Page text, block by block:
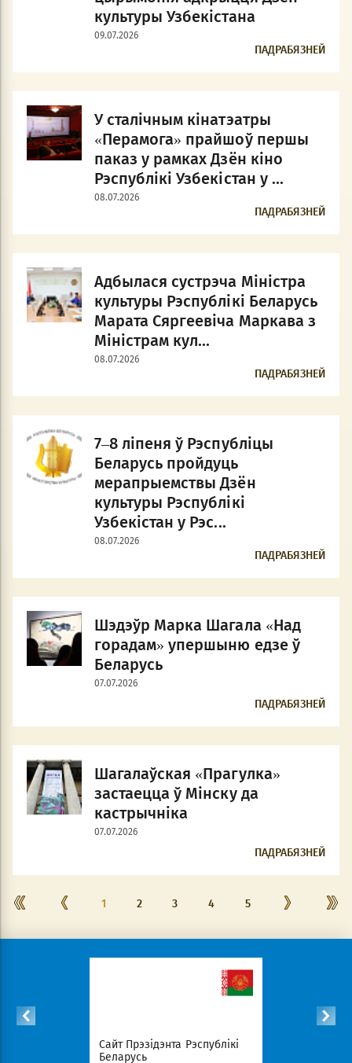
культуры Узбекістана
09.07.2026
ПАДРАБЯЗНЕЙ
У сталічным кінатэатры
«Перамога» прайшоў першы
паказ у рамках Дзён кіно
Рэспублікі Узбекістан у ...
08.07.2026
ПАДРАБЯЗНЕЙ
Адбылася сустрэча Міністра
культуры Рэспублікі Беларусь
Марата Сяргеевіча Маркава з
Міністрам кул...
08.07.2026
ПАДРАБЯЗНЕЙ
7–8 ліпеня ў Рэспубліцы
Беларусь пройдуць
мерапрыемствы Дзён
культуры Рэспублікі
Узбекістан у Рэс...
08.07.2026
ПАДРАБЯЗНЕЙ
Шэдэўр Марка Шагала «Над
горадам» упершыню едзе ў
Беларусь
07.07.2026
ПАДРАБЯЗНЕЙ
Шагалаўская «Прагулка»
застаецца ў Мінску да
кастрычніка
07.07.2026
ПАДРАБЯЗНЕЙ
1 2 3 4 5
Сайт Прэзідэнта Рэспублікі
Савет Міністраў